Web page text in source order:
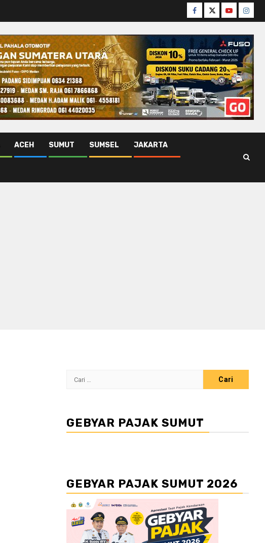
Facebook
TwitterYoutube
ACEH SUMUT SUMSEL JAKARTA
Cari
GEBYAR PAJAK SUMUT
GEBYAR PAJAK SUMUT 2026